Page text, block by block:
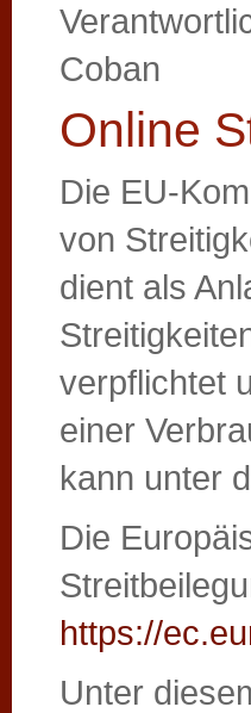
Coban
Online
Die EU-
von
dient als
verpflichtet
einer
kann unter
Die
https://
Unter